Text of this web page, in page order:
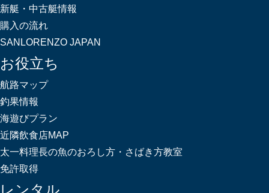
新艇・中古艇情報
購入の流れ
SANLORENZO JAPAN
お役立ち
航路マップ
釣果情報
海遊びプラン
近隣飲食店MAP
太一料理長の魚のおろし方・さばき方教室
免許取得